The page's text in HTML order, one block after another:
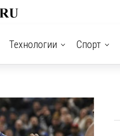
Технологии Спорт